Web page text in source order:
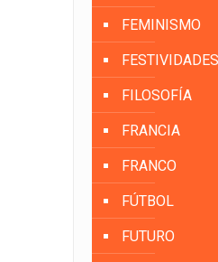
FEMINISMO
FESTIVIDADES
FILOSOFÍA
FRANCIA
FRANCO
FÚTBOL
FUTURO